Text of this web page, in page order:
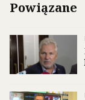
Powiązane